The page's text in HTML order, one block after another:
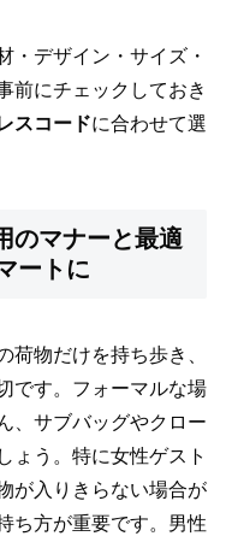
・デザイン・サイズ・
前にチェックしておき
スコードに合わせて選
のマナーと最適
ートに
荷物だけを持ち歩き、
です。フォーマルな場
、サブバッグやクロー
ょう。特に女性ゲスト
が入りきらない場合が
ち方が重要です。男性